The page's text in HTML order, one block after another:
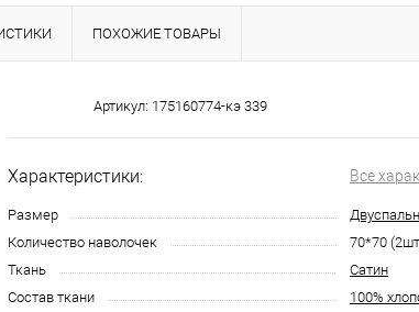
ПОХОЖИЕ ТОВАРЫ
Артикул: 175160774-кэ 339
Характеристики: Все
Размер
Количество наволочек
70*70
Ткань
Сатин
Состав ткани
100%